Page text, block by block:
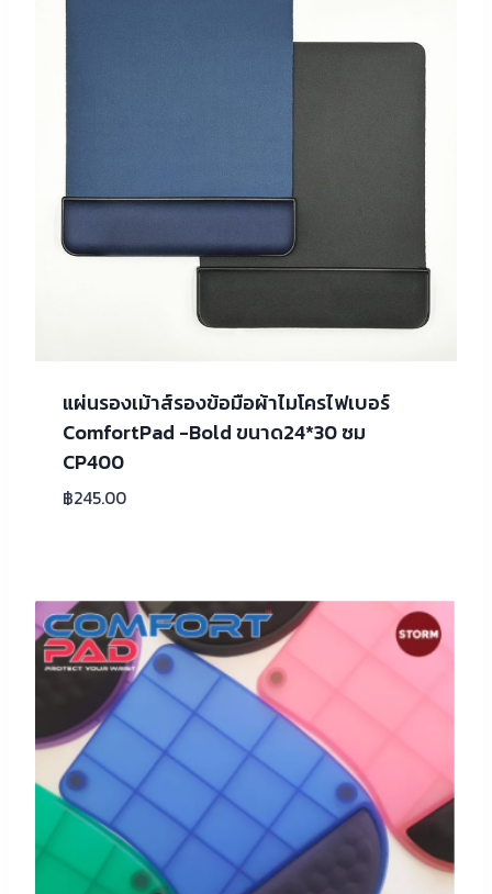
แผ่นรองเม้าส์รองข้อมือผ้าไมโครไฟเบอร์
ComfortPad -Bold ขนาด24*30 ซม
CP400
฿245.00